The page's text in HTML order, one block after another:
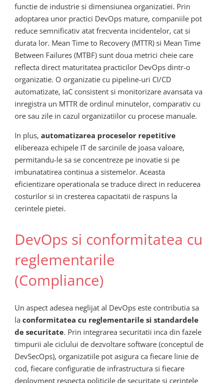
functie de industrie si dimensiunea organizatiei. Prin
adoptarea unor practici DevOps mature, companiile pot
reduce semnificativ atat frecventa incidentelor, cat si
durata lor. Mean Time to Recovery (MTTR) si Mean Time
Between Failures (MTBF) sunt doua metrici cheie care
reflecta direct maturitatea practicilor DevOps dintr-o
organizatie. O organizatie cu pipeline-uri CI/CD
automatizate, IaC consistent si monitorizare avansata va
inregistra un MTTR de ordinul minutelor, comparativ cu
ore sau zile in cazul organizatiilor cu procese manuale.
In plus, automatizarea proceselor repetitive
elibereaza echipele IT de sarcinile de joasa valoare,
permitandu-le sa se concentreze pe inovatie si pe
imbunatatirea continua a sistemelor. Aceasta
eficientizare operationala se traduce direct in reducerea
costurilor si in cresterea capacitatii de raspuns la
cerintele pietei.
DevOps si conformitatea cu
reglementarile
(Compliance)
Un aspect adesea neglijat al DevOps este contributia sa
la conformitatea cu reglementarile si standardele
de securitate. Prin integrarea securitatii inca din fazele
timpurii ale ciclului de dezvoltare software (conceptul de
DevSecOps), organizatiile pot asigura ca fiecare linie de
cod, fiecare configuratie de infrastructura si fiecare
deployment respecta politicile de securitate si cerintele